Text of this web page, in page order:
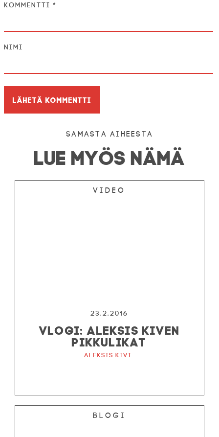
Kommentti *
Nimi
Samasta aiheesta
LUE MYÖS NÄMÄ
Video
23.2.2016
VLOGI: ALEKSIS KIVEN
PIKKULIKAT
Aleksis Kivi
Blogi